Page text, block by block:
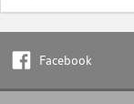
Facebook